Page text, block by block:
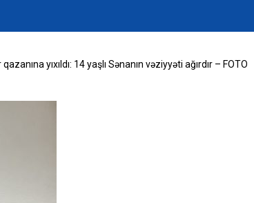
yıxıldı: 14 yaşlı Sənanın vəziyyəti ağırdır – FOTO